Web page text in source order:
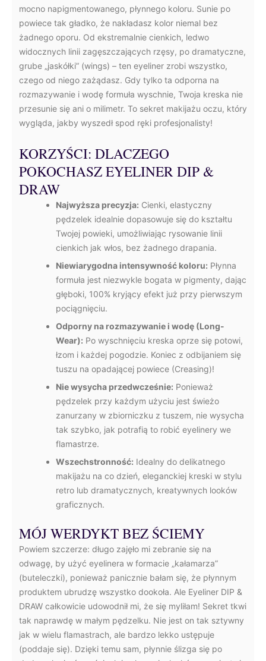
mocno napigmentowanego, płynnego koloru. Sunie po
powiece tak gładko, że nakładasz kolor niemal bez
żadnego oporu. Od ekstremalnie cienkich, ledwo
widocznych linii zagęszczających rzęsy, po dramatyczne,
grube „jaskółki” (wings) – ten eyeliner zrobi wszystko,
czego od niego zażądasz. Gdy tylko ta odporna na
rozmazywanie i wodę formuła wyschnie, Twoja kreska nie
przesunie się ani o milimetr. To sekret makijażu oczu, który
wygląda, jakby wyszedł spod ręki profesjonalisty!
KORZYŚCI: DLACZEGO
POKOCHASZ EYELINER DIP &
DRAW
Najwyższa precyzja: Cienki, elastyczny
pędzelek idealnie dopasowuje się do kształtu
Twojej powieki, umożliwiając rysowanie linii
cienkich jak włos, bez żadnego drapania.
Niewiarygodna intensywność koloru: Płynna
formuła jest niezwykle bogata w pigmenty, dając
głęboki, 100% kryjący efekt już przy pierwszym
pociągnięciu.
Odporny na rozmazywanie i wodę (Long-
Wear): Po wyschnięciu kreska oprze się potowi,
łzom i każdej pogodzie. Koniec z odbijaniem się
tuszu na opadającej powiece (Creasing)!
Nie wysycha przedwcześnie: Ponieważ
pędzelek przy każdym użyciu jest świeżo
zanurzany w zbiorniczku z tuszem, nie wysycha
tak szybko, jak potrafią to robić eyelinery we
flamastrze.
Wszechstronność: Idealny do delikatnego
makijażu na co dzień, eleganckiej kreski w stylu
retro lub dramatycznych, kreatywnych looków
graficznych.
MÓJ WERDYKT BEZ ŚCIEMY
Powiem szczerze: długo zajęło mi zebranie się na
odwagę, by użyć eyelinera w formacie „kałamarza”
(buteleczki), ponieważ panicznie bałam się, że płynnym
produktem ubrudzę wszystko dookoła. Ale Eyeliner DIP &
DRAW całkowicie udowodnił mi, że się myliłam! Sekret tkwi
tak naprawdę w małym pędzelku. Nie jest on tak sztywny
jak w wielu flamastrach, ale bardzo lekko ustępuje
(poddaje się). Dzięki temu sam, płynnie ślizga się po